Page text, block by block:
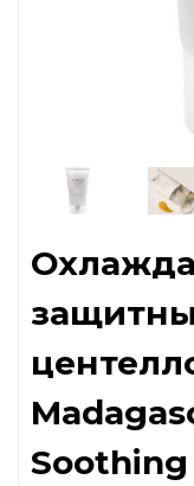
Soothing